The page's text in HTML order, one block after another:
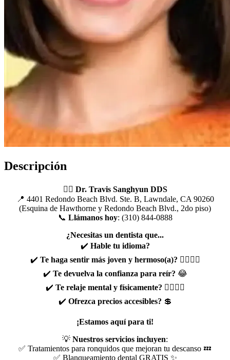
Descripción
👨‍⚕️ Dr. Travis Sanghyun DDS
📍 4401 Redondo Beach Blvd. Ste. B, Lawndale, CA 90260
(Esquina de Hawthorne y Redondo Beach Blvd., 2do piso)
📞 Llámanos hoy: (310) 844-0888
¿Necesitas un dentista que...
✔️ Hable tu idioma?
✔️ Te haga sentir más joven y hermoso(a)? 💁‍♂️💁‍♀️
✔️ Te devuelva la confianza para reír? 😂
✔️ Te relaje mental y físicamente? 🧘‍♂️🧘‍♀️
✔️ Ofrezca precios accesibles? 💲
¡Estamos aquí para ti!
💡 Nuestros servicios incluyen:
✅ Tratamientos para ronquidos que mejoran tu descanso 💤
✅ Blanqueamiento dental GRATIS ✨